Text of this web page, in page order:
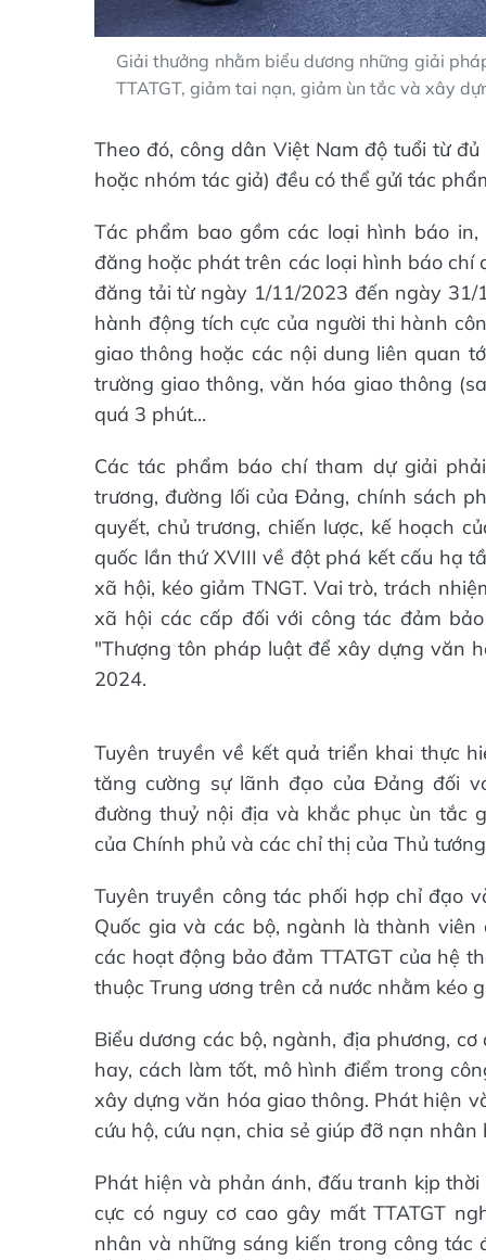
Giải thưởng nhằm biểu dương những giải
TTATGT, giảm tai nạn, giảm ùn tắc và xây
Theo đó, công dân Việt Nam độ tuổi từ
hoặc nhóm tác giả) đều có thể gửi tác
Tác phẩm bao gồm các loại hình báo
đăng hoặc phát trên các loại hình báo chí
đăng tải từ ngày 1/11/2023 đến ngày
hành động tích cực của người thi hành
giao thông hoặc các nội dung liên quan
trường giao thông, văn hóa giao thông
quá 3 phút...
Các tác phẩm báo chí tham dự giải
trương, đường lối của Đảng, chính sách
quyết, chủ trương, chiến lược, kế hoạch
quốc lần thứ XVIII về đột phá kết cấu hạ
xã hội, kéo giảm TNGT. Vai trò, trách
xã hội các cấp đối với công tác đảm
"Thượng tôn pháp luật để xây dựng văn
2024.
Tuyên truyền về kết quả triển khai thực
tăng cường sự lãnh đạo của Đảng đối
đường thuỷ nội địa và khắc phục ùn tắc
của Chính phủ và các chỉ thị của Thủ
Tuyên truyền công tác phối hợp chỉ đạo
Quốc gia và các bộ, ngành là thành
các hoạt động bảo đảm TTATGT của hệ
thuộc Trung ương trên cả nước nhằm kéo
Biểu dương các bộ, ngành, địa phương,
hay, cách làm tốt, mô hình điểm trong
xây dựng văn hóa giao thông. Phát hiện
cứu hộ, cứu nạn, chia sẻ giúp đỡ nạn nhân
Phát hiện và phản ánh, đấu tranh kịp
cực có nguy cơ cao gây mất TTATGT
nhân và những sáng kiến trong công tác